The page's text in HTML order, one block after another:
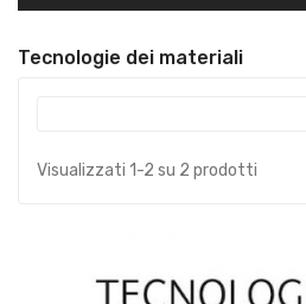
Tecnologie dei materiali
Visualizzati 1-2 su 2 prodotti